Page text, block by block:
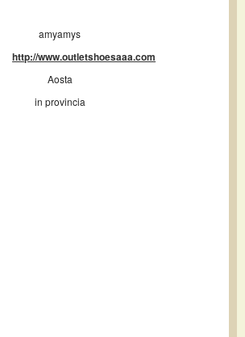
amyamys
http://www.outletshoesaaa.com
Aosta
in provincia